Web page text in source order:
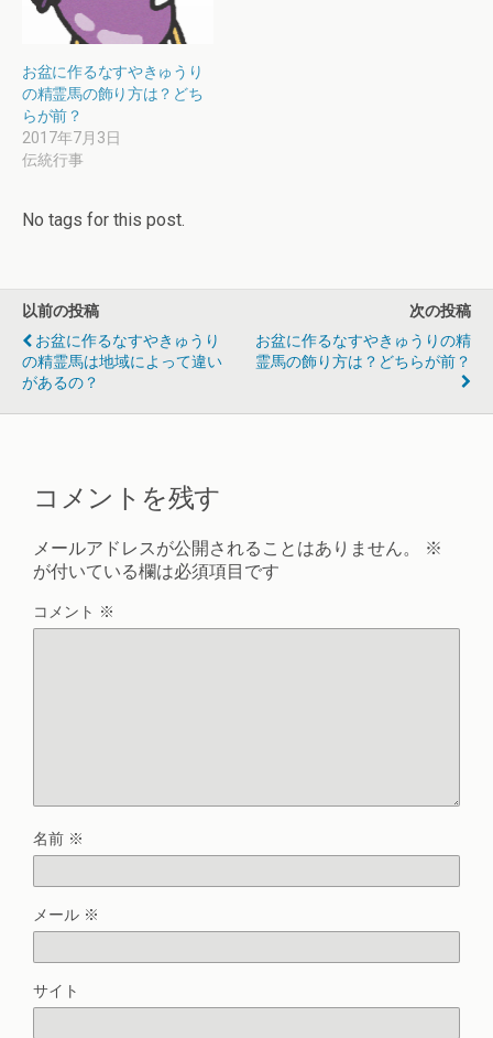
お盆に作るなすやきゅうり
の精霊馬の飾り方は？どち
らが前？
2017年7月3日
伝統行事
No tags for this post.
以前の投稿
お盆に作るなすやきゅうり
の精霊馬は地域によって違い
があるの？
次の投稿
お盆に作るなすやきゅうりの精
霊馬の飾り方は？どちらが前？
コメントを残す
メールアドレスが公開されることはありません。
※
が付いている欄は必須項目です
コメント ※
名前 ※
メール ※
サイト